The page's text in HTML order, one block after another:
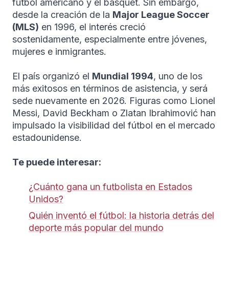
desde la creación de la Major League Soccer
(MLS) en 1996, el interés creció
sostenidamente, especialmente entre jóvenes,
mujeres e inmigrantes.
El país organizó el Mundial 1994, uno de los
más exitosos en términos de asistencia, y será
sede nuevamente en 2026. Figuras como Lionel
Messi, David Beckham o Zlatan Ibrahimović han
impulsado la visibilidad del fútbol en el mercado
estadounidense.
Te puede interesar:
¿Cuánto gana un futbolista en Estados
Unidos?
Quién inventó el fútbol: la historia detrás del
deporte más popular del mundo